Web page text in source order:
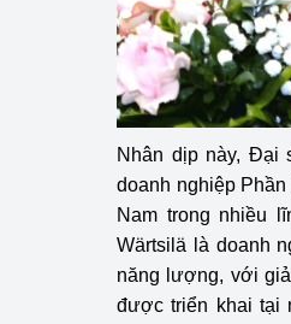
Nhân dịp này, Đại
doanh nghiệp
Nam trong nhiều
Wärtsilä là doanh
năng lượng, với
được triển khai tại